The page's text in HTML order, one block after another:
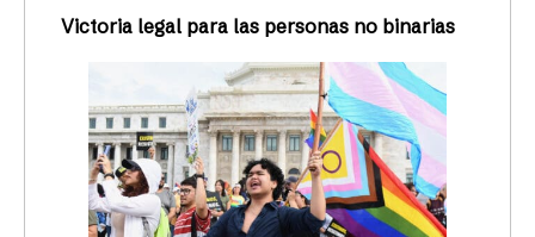
Victoria legal para las personas no binarias